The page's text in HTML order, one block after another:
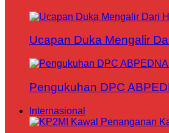
Ucapan Duka Mengalir
Pengukuhan DPC
Internasional